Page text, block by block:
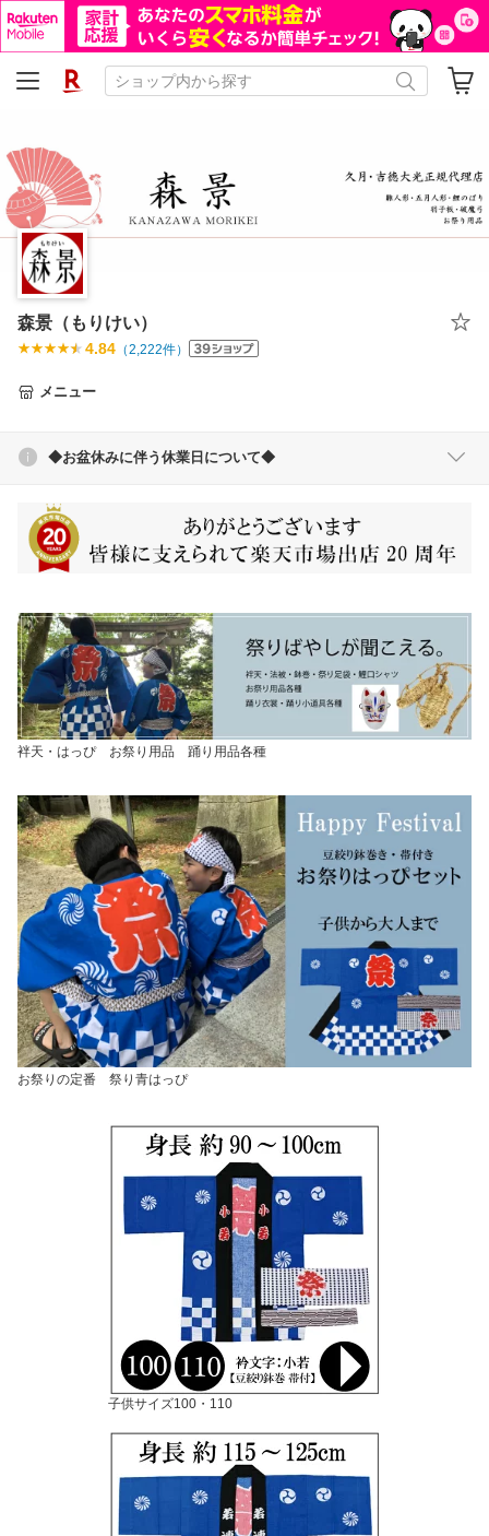
森景（もりけい）
4.84 （2,222件）
メニュー
◆お盆休みに伴う休業日について◆
袢天・はっぴ お祭り用品 踊り用品各種
お祭りの定番 祭り青はっぴ
子供サイズ100・110